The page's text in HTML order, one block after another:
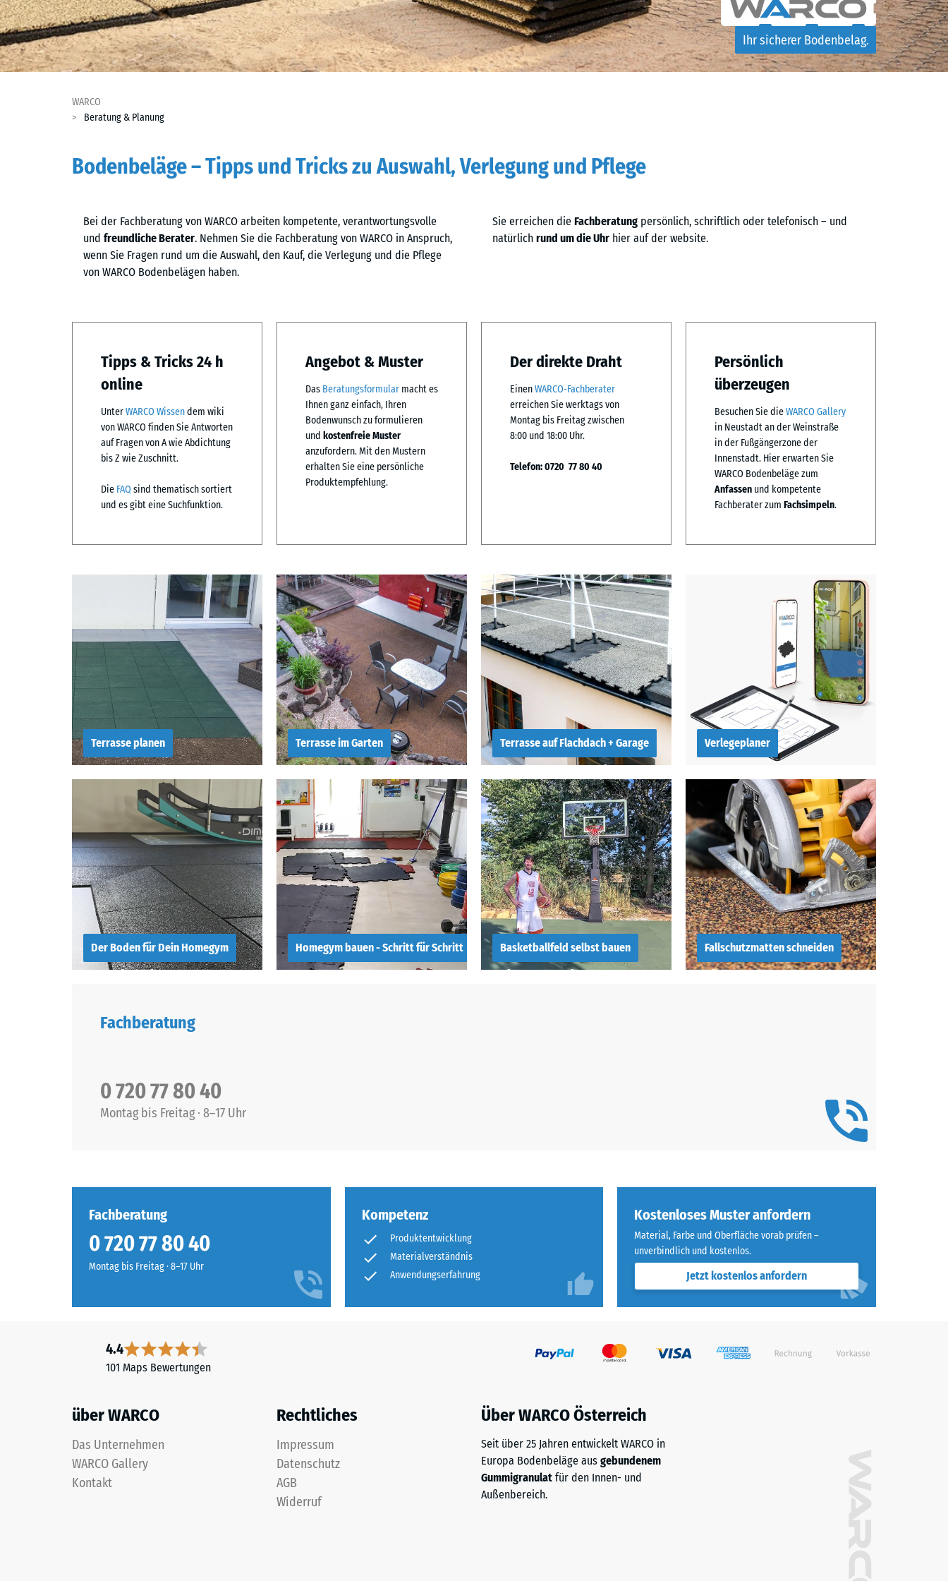
Ihr sicherer Bodenbelag.
WARCO
Beratung & Planung
Bodenbeläge – Tipps und Tricks zu Auswahl, Verlegung und Pflege
Bei der Fachberatung von WARCO arbeiten kompetente, verantwortungsvolle
und freundliche Berater. Nehmen Sie die Fachberatung von WARCO in Anspruch,
wenn Sie Fragen rund um die Auswahl, den Kauf, die Verlegung und die Pflege
von WARCO Bodenbelägen haben.
Sie erreichen die Fachberatung persönlich, schriftlich oder telefonisch – und
natürlich rund um die Uhr hier auf der website.
Tipps & Tricks 24 h
online
UnterWARCO Wissendem wiki
von WARCO finden Sie Antworten
auf Fragen von A wie Abdichtung
bis Z wie Zuschnitt.
Die FAQ sind thematisch sortiert
und es gibt eine Suchfunktion.
Angebot & Muster
Das Beratungsformular macht es
Ihnen ganz einfach, Ihren
Bodenwunsch zu formulieren
und kostenfreie Muster
anzufordern. Mit den Mustern
erhalten Sie eine persönliche
Produktempfehlung.
Der direkte Draht
EinenWARCO-Fachberater
erreichen Sie werktags von
Montag bis Freitag zwischen
8:00 und 18:00 Uhr.
Telefon: 0720 77 80 40
Persönlich
überzeugen
Besuchen Sie dieWARCO Gallery
in Neustadt an der Weinstraße
in der Fußgängerzone der
Innenstadt. Hier erwarten Sie
WARCO Bodenbeläge zum
Anfassen und kompetente
Fachberater zum Fachsimpeln.
Terrasse planen
Terrasse planen
slogan
Terrasse im Garten
Wie legt man eine
Terrasse im Garten an
Terrasse auf Flachdach + Garage
Wie legt man eine
Terrasse auf einem
Flachdach oder
Garagendach an?
Verlegeplaner
Der Boden für Dein Homegym
Der richtige Boden
slogan
Homegym bauen - Schritt für Schritt
Homegym bauen -
Basketballfeld selbst bauen
Wie man ein
Fallschutzmatten schneiden
Wie man
Fachberatung
0 720 77 80 40
Montag bis Freitag · 8–17 Uhr
Fachberatung
0 720 77 80 40
Montag bis Freitag · 8–17 Uhr
Kompetenz
Produktentwicklung
Materialverständnis
Anwendungserfahrung
Kostenloses Muster anfordern
Material, Farbe und Oberfläche vorab prüfen –
unverbindlich und kostenlos.
Jetzt kostenlos anfordern
4.4
101 Maps Bewertungen
über WARCO
Das Unternehmen
WARCO Gallery
Kontakt
Rechtliches
Impressum
Datenschutz
AGB
Widerruf
Über WARCO Österreich
Seit über 25 Jahren entwickelt WARCO in
Europa Bodenbeläge aus gebundenem
Gummigranulat für den Innen- und
Außenbereich.